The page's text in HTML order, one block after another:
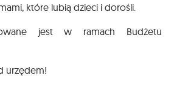
które lubią dzieci i dorośli.
jest w ramach Budżetu
urzędem!